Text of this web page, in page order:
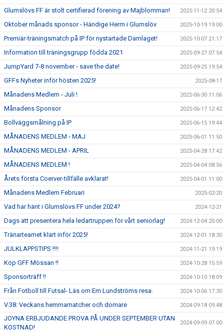
Glumslövs FF är stolt certifierad förening av Majblomman! 2025-11-12 20:54
Oktober månads sponsor - Händige Herrn i Glumslöv 2025-10-19 19:00
Premiär-träningsmatch på IP för nystartade Damlaget! 2025-10-07 21:17
Information till träningsgrupp födda 2021 2025-09-27 07:54
JumpYard 7-8 november - save the date! 2025-09-25 19:54
GFFs Nyheter inför hösten 2025! 2025-08-17
Månadens Medlem - Juli ! 2025-06-30 11:06
Månadens Sponsor 2025-06-17 12:42
Bollväggsmålning på IP 2025-06-15 19:44
MÅNADENS MEDLEM - MAJ 2025-06-01 11:50
MÅNADENS MEDLEM - APRIL 2025-04-28 17:42
MÅNADENS MEDLEM ! 2025-04-04 08:56
Årets första Coerver-tillfälle avklarat! 2025-04-01 11:00
Månadens Medlem Februari 2025-02-20
Vad har hänt i Glumslövs FF under 2024? 2024-12-21
Dags att presentera hela ledartruppen för vårt seniorlag! 2024-12-04 20:00
Tränarteamet klart inför 2025! 2024-12-01 18:30
JULKLAPPSTIPS !!!! 2024-11-21 19:19
Köp GFF Mössan !! 2024-10-28 15:59
Sponsorträff !! 2024-10-10 18:09
Från Fotboll till Futsal- Läs om Em Lundströms resa. 2024-10-06 17:30
V.38: Veckans hemmamatcher och domare 2024-09-18 09:48
JOYNA ERBJUDANDE PROVA PÅ UNDER SEPTEMBER UTAN
KOSTNAD!
2024-09-09 07:00